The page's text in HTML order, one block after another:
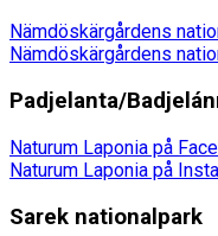
Nämdöskärgårdens
Nämdöskärgårdens
Padjelanta/
Naturum Laponia på
Naturum Laponia på
Sarek nationalpark